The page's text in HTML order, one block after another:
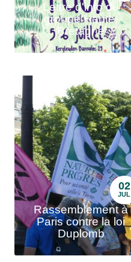
Lettre d'info du
groupe Haute-
Bretagne
02
JUL
Rassemblement à
Paris contre la loi
Duplomb